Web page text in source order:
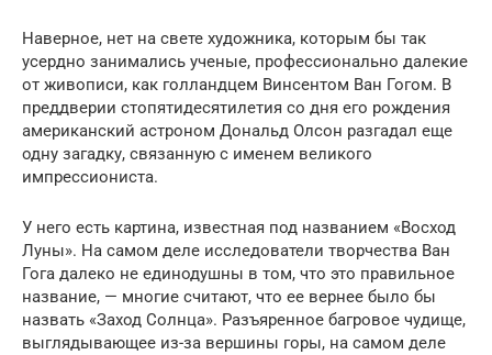
Наверное, нет на свете художника, которым бы так
усердно занимались ученые, профессионально далекие
от живописи, как голландцем Винсентом Ван Гогом. В
преддверии стопятидесятилетия со дня его рождения
американский астроном Дональд Олсон разгадал еще
одну загадку, связанную с именем великого
импрессиониста.
У него есть картина, известная под названием «Восход
Луны». На самом деле исследователи творчества Ван
Гога далеко не единодушны в том, что это правильное
название, — многие считают, что ее вернее было бы
назвать «Заход Солнца». Разъяренное багровое чудище,
выглядывающее из-за вершины горы, на самом деле